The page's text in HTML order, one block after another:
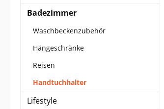
Badezimmer
Waschbeckenzubehör
Hängeschränke
Reisen
Handtuchhalter
Lifestyle